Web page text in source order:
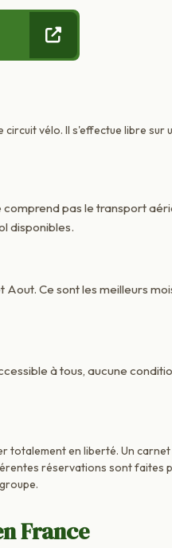
vélo. Il s'effectue libre sur
pas le transport
disponibles.
Aout. Ce sont les meilleurs
à tous, aucune
totalement en liberté. Un carnet
réservations sont faites
France